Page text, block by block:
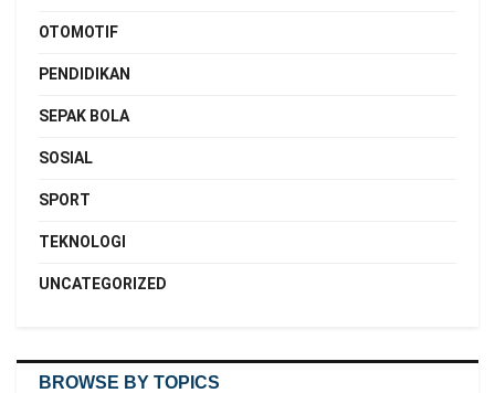
OTOMOTIF
PENDIDIKAN
SEPAK BOLA
SOSIAL
SPORT
TEKNOLOGI
UNCATEGORIZED
BROWSE BY TOPICS